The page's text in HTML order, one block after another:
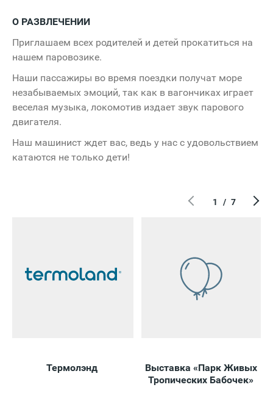
Donni
COLIN'S
О РАЗВЛЕЧЕНИИ
Приглашаем всех родителей и детей прокатиться на
нашем паровозике.
Наши пассажиры во время поездки получат море
незабываемых эмоций, так как в вагончиках играет
веселая музыка, локомотив издает звук парового
двигателя.
Наш машинист ждет вас, ведь у нас с удовольствием
катаются не только дети!
Термолэнд
Выставка «Парк Живых
Тропических Бабочек»
1 / 7